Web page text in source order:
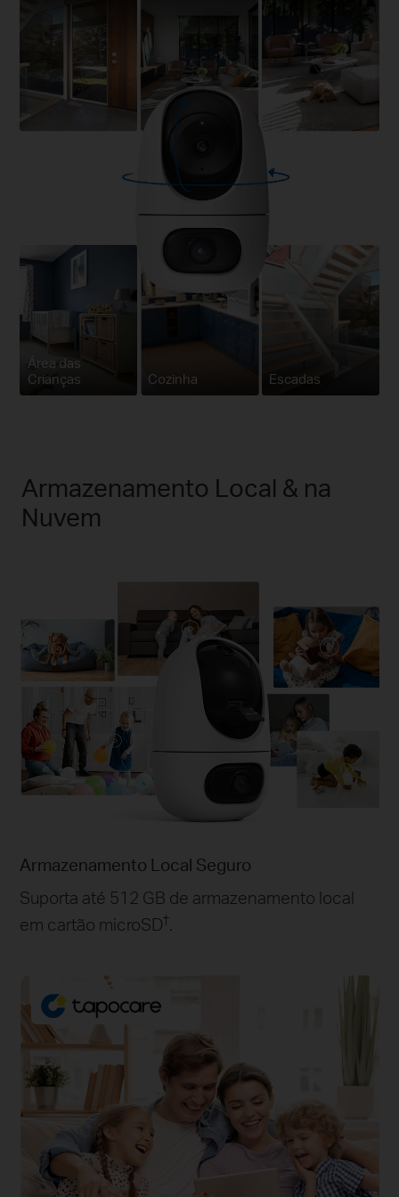
Área das
Crianças
Cozinha Escadas
Armazenamento Local & na
Nuvem
Armazenamento Local Seguro
Suporta até 512 GB de armazenamento local
em cartão microSD†.